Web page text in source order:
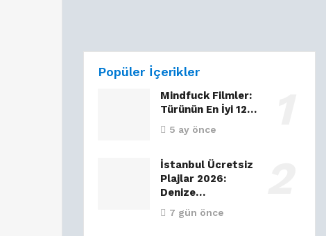
Popüler İçerikler
Mindfuck Filmler:
Türünün En İyi 12…
5 ay önce
İstanbul Ücretsiz
Plajlar 2026:
Denize…
7 gün önce